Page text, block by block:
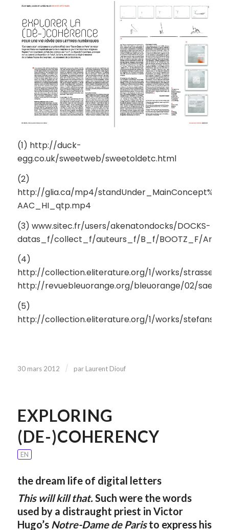
(1) http://duck-
egg.co.uk/sweetweb/sweetoldetc.html
(2)
http://glia.ca/mp4/
AAC_HI_qtp.mp4
(3) www.sitec.fr/users/akenatondocks/DOCKS-
datas_f/collect_f/auteurs_f/B_f/BOOTZ_F/
(4)
http://collection.eliterature.org/1/works/
http://revuebleuorange.org/bleuorange/02/
(5)
http://collection.eliterature.org/1/works/
30 mars 2012 / par Laurent Diouf
EXPLORING
(DE-)COHERENCY
EN
the dream life of digital letters
This will kill that. Such were the words
used by a distraught priest in Victor
Hugo’s Notre-Dame de Paristo express his